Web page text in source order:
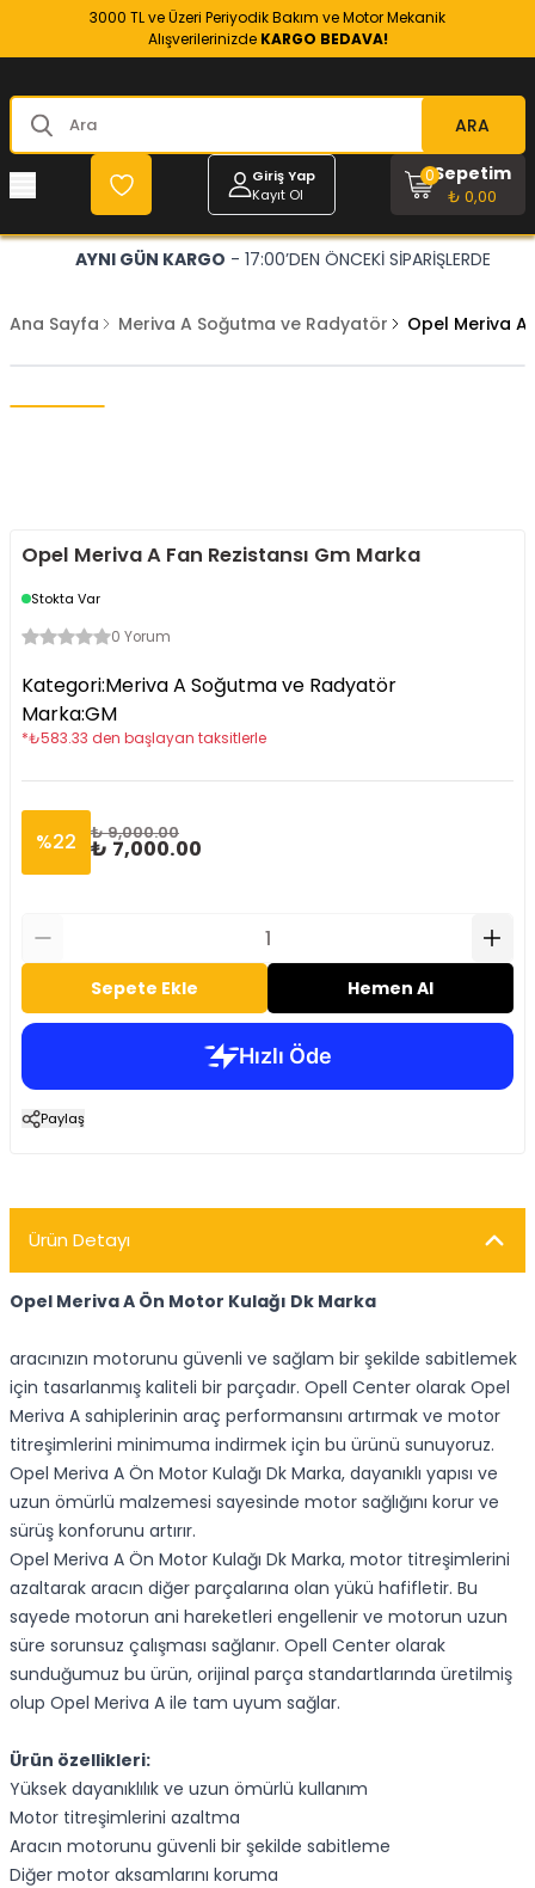
3000 TL ve Üzeri Periyodik Bakım ve Motor Mekanik
Alışverilerinizde KARGO BEDAVA!
ARA
Giriş Yap
Kayıt Ol
Sepetim
₺ 0,00
0
AYNI GÜN KARGO - 17:00’DEN ÖNCEKİ SİPARİŞLERDE
Ana Sayfa Meriva A Soğutma ve Radyatör Opel Meriva A
Opel Meriva A Fan Rezistansı Gm Marka
Stokta Var
0 Yorum
Kategori:Meriva A Soğutma ve Radyatör
Marka:GM
*₺583.33 den başlayan taksitlerle
%22 ₺ 9,000.00
₺ 7,000.00
Sepete Ekle Hemen Al
Paylaş
Ürün Detayı
Opel Meriva A Ön Motor Kulağı Dk Marka
aracınızın motorunu güvenli ve sağlam bir şekilde sabitlemek
için tasarlanmış kaliteli bir parçadır. Opell Center olarak Opel
Meriva A sahiplerinin araç performansını artırmak ve motor
titreşimlerini minimuma indirmek için bu ürünü sunuyoruz.
Opel Meriva A Ön Motor Kulağı Dk Marka, dayanıklı yapısı ve
uzun ömürlü malzemesi sayesinde motor sağlığını korur ve
sürüş konforunu artırır.
Opel Meriva A Ön Motor Kulağı Dk Marka, motor titreşimlerini
azaltarak aracın diğer parçalarına olan yükü hafifletir. Bu
sayede motorun ani hareketleri engellenir ve motorun uzun
süre sorunsuz çalışması sağlanır. Opell Center olarak
sunduğumuz bu ürün, orijinal parça standartlarında üretilmiş
olup Opel Meriva A ile tam uyum sağlar.
Ürün özellikleri:
Yüksek dayanıklılık ve uzun ömürlü kullanım
Motor titreşimlerini azaltma
Aracın motorunu güvenli bir şekilde sabitleme
Diğer motor aksamlarını koruma